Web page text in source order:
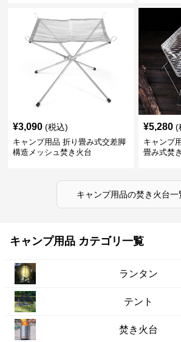
¥3,090 (税込)
キャンプ用品 折り畳み式交差脚
構造メッシュ焚き火台
¥5,280 (
キャンプ
畳み式焚
キャンプ用品の焚き火台一
キャンプ用品 カテゴリ一覧
ランタン
テント
焚き火台